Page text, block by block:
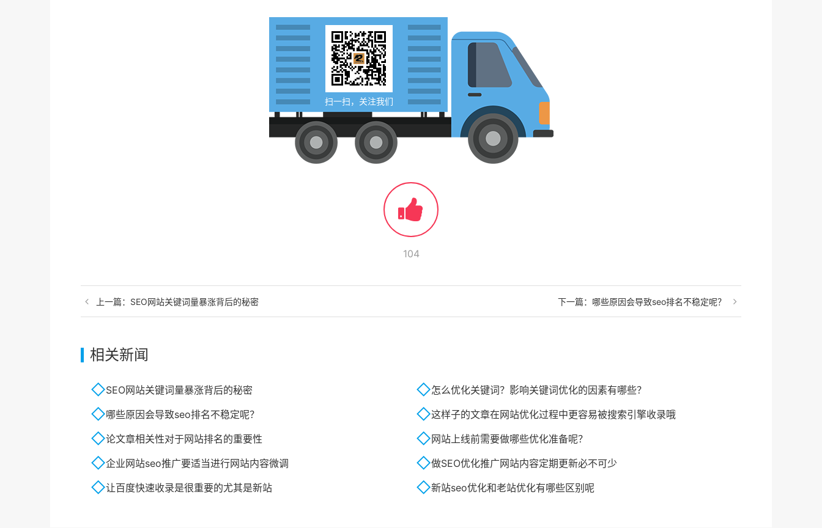
扫一扫，关注我们
104
上一篇： SEO网站关键词量暴涨背后的秘密 下一篇： 哪些原因会导致seo排名不稳定呢？
相关新闻
SEO网站关键词量暴涨背后的秘密
怎么优化关键词？影响关键词优化的因素有哪些？
哪些原因会导致seo排名不稳定呢？
这样子的文章在网站优化过程中更容易被搜索引擎收录哦
论文章相关性对于网站排名的重要性
网站上线前需要做哪些优化准备呢？
企业网站seo推广要适当进行网站内容微调
做SEO优化推广网站内容定期更新必不可少
让百度快速收录是很重要的尤其是新站
新站seo优化和老站优化有哪些区别呢